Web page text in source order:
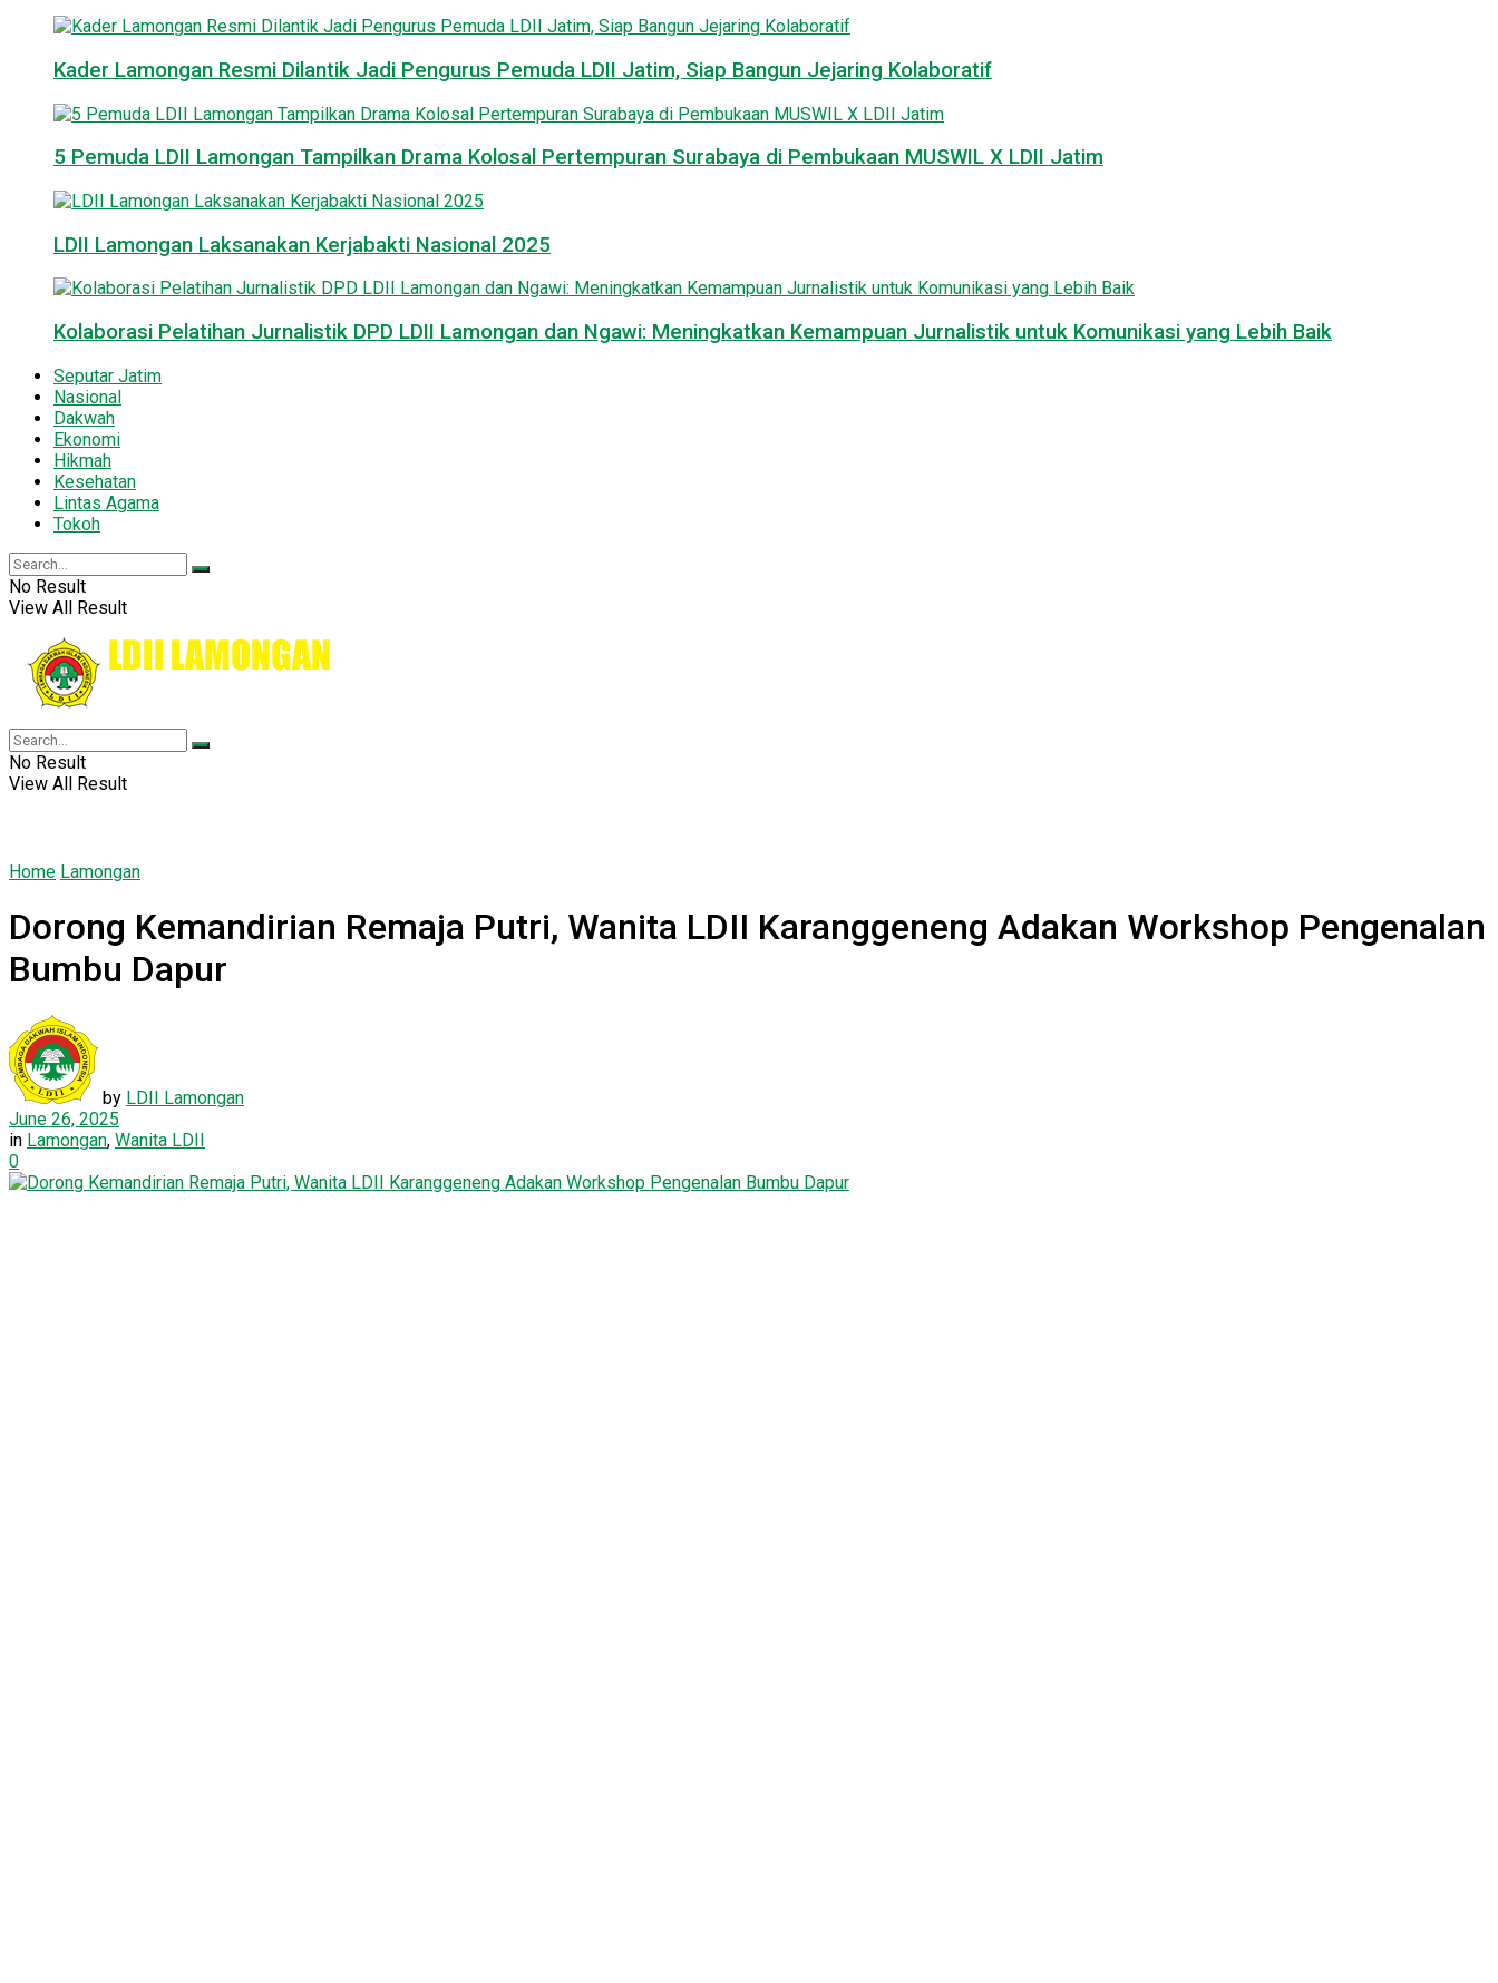
Kader Lamongan Resmi Dilantik Jadi Pengurus Pemuda LDII Jatim, Siap Bangun Jejaring Kolaboratif
5 Pemuda LDII Lamongan Tampilkan Drama Kolosal Pertempuran Surabaya di Pembukaan MUSWIL X LDII Jatim
LDII Lamongan Laksanakan Kerjabakti Nasional 2025
Kolaborasi Pelatihan Jurnalistik DPD LDII Lamongan dan Ngawi: Meningkatkan Kemampuan Jurnalistik untuk Komunikasi yang Lebih Baik
Seputar Jatim
Nasional
Dakwah
Ekonomi
Hikmah
Kesehatan
Lintas Agama
Tokoh
No Result
View All Result
No Result
View All Result
Home Lamongan
Dorong Kemandirian Remaja Putri, Wanita LDII Karanggeneng Adakan Workshop Pengenalan
Bumbu Dapur
by LDII Lamongan
June 26, 2025
in Lamongan, Wanita LDII
0